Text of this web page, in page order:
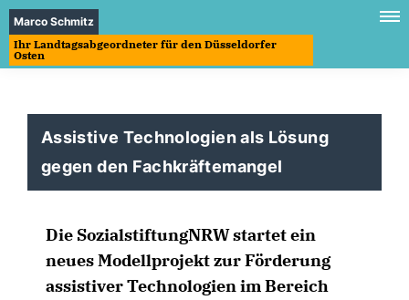
Marco Schmitz
Ihr Landtagsabgeordneter für den Düsseldorfer
Osten
Assistive Technologien als Lösung
gegen den Fachkräftemangel
Die SozialstiftungNRW startet ein
neues Modellprojekt zur Förderung
assistiver Technologien im Bereich